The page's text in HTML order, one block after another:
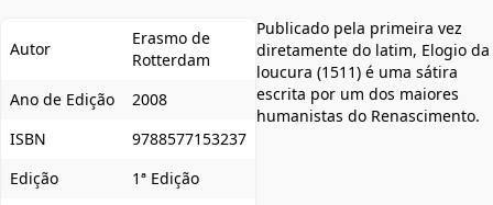
Autor
Erasmo de
Rotterdam
Ano de Edição
2008
ISBN
9788577153237
Edição
1ª Edição
Publicado pela primeira vez
diretamente do latim, Elogio da
loucura (1511) é uma sátira
escrita por um dos maiores
humanistas do Renascimento.